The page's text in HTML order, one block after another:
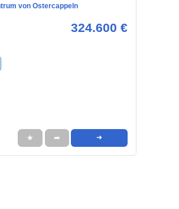
von Ostercappeln
324.600 €
★ ➦ ➜